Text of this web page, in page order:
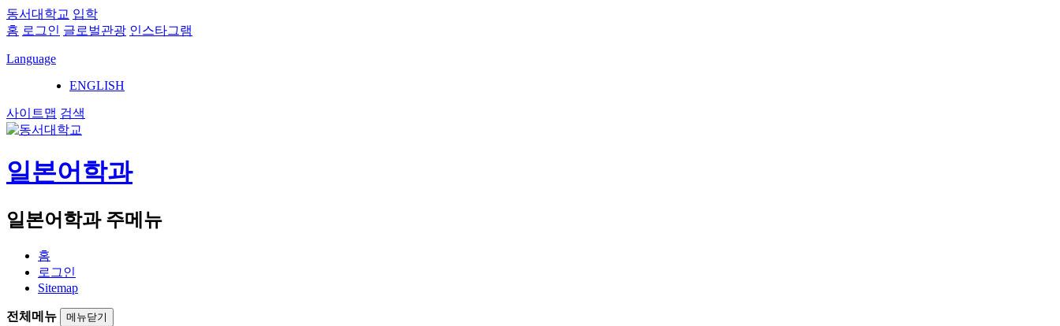
동서대학교 입학
홈 로그인 글로벌관광 인스타그램
Language
ENGLISH
사이트맵 검색
일본어학과
일본어학과 주메뉴
홈
로그인
Sitemap
전체메뉴 메뉴닫기